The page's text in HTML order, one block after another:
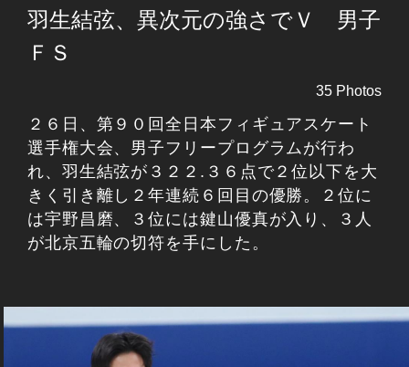
羽生結弦、異次元の強さでＶ 男子
ＦＳ
35 Photos
２６日、第９０回全日本フィギュアスケート
選手権大会、男子フリープログラムが行わ
れ、羽生結弦が３２２.３６点で２位以下を大
きく引き離し２年連続６回目の優勝。２位に
は宇野昌磨、３位には鍵山優真が入り、３人
が北京五輪の切符を手にした。